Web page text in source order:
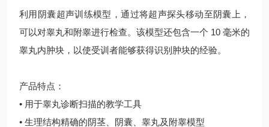
利用阴囊超声训练模型，通过将超声探头移动至阴囊上，
可以对睾丸和附睾进行检查。该模型还包含一个 10 毫米的
睾丸内肿块，以使受训者能够获得识别肿块的经验。
产品特点：
• 用于睾丸诊断扫描的教学工具
• 生理结构精确的阴茎、阴囊、睾丸及附睾模型